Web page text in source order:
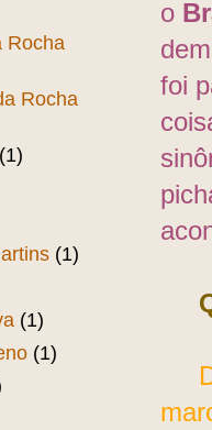
o
foi
Rocha
Rocha
(1)
(1)
(1)
(1)